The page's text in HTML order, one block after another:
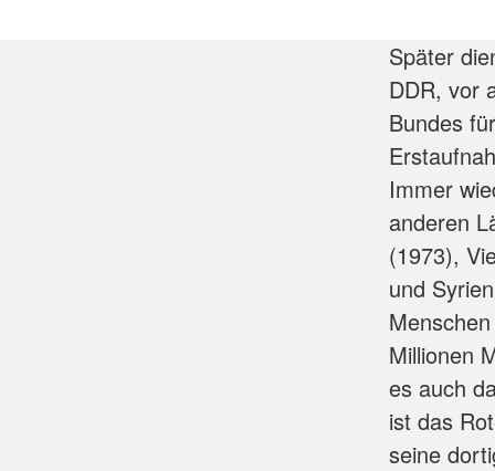
Später
DDR, vor
Bundes
Immer
anderen
(1973),
und
Millionen
es auch
ist das
seine